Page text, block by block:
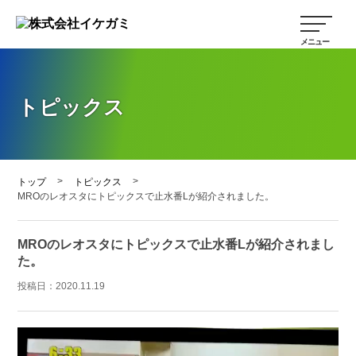
トピックス
トップ > トピックス
>
MROのレオスタにトピックスで止水番Lが紹介されました。
MROのレオスタにトピックスで止水番Lが紹介されまし
た。
投稿日：2020.11.19